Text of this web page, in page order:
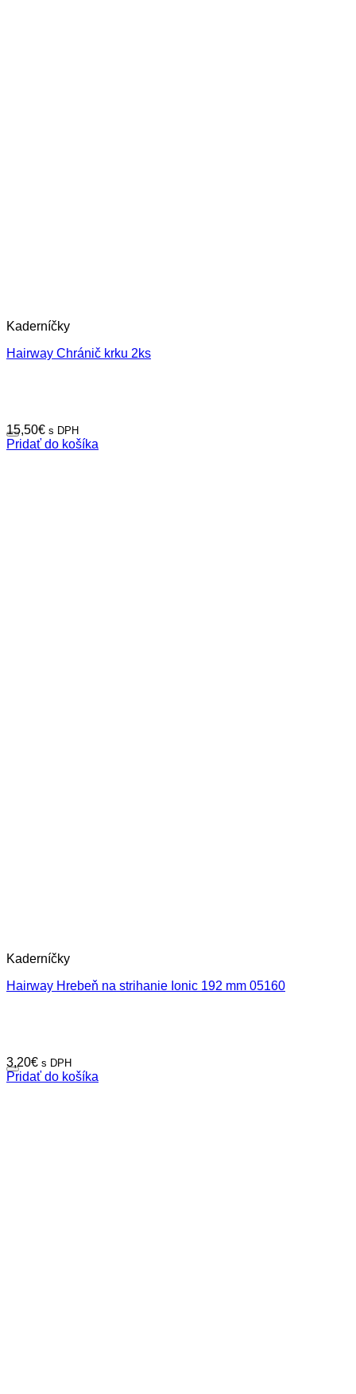
Kaderníčky
Hairway Chránič krku 2ks
15,50€ s DPH
Pridať do košíka
Kaderníčky
Hairway Hrebeň na strihanie Ionic 192 mm 05160
3,20€ s DPH
Pridať do košíka